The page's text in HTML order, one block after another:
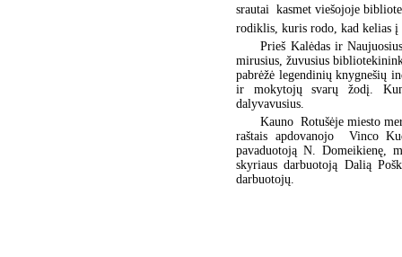
srautai  kasmet viešojoje
rodiklis, kuris rodo, kad kelias į
Prieš Kalėdas ir
mirusius, žuvusius
pabrėžė legendinių knygnešių
ir mokytojų svarų žodį.
dalyvavusius.
Kauno Rotušėje miesto
raštais apdovanojo Vinco
pavaduotoją N. Domeikienę,
skyriaus darbuotoją Dalią
darbuotojų.